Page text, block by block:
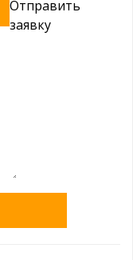
Отправить
заявку